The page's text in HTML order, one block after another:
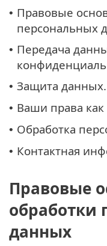
• Правовые
персональных
• Передача
• Защита данных.
• Ваши права
• Обработка
• Контактная
Правовые
обработки
данных